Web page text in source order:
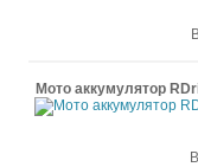
Мото аккумулятор